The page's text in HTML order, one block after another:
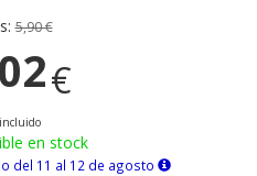
5,90 €
02€
en stock
del 11 al 12 de agosto